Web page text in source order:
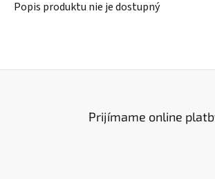
Popis produktu nie je dostupný
Prijímame online